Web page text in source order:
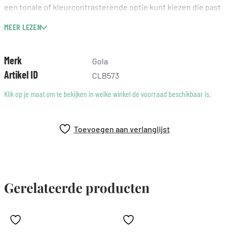
een tonale of kleurcontrasterende optie kunt kiezen die past
gebroken wit en gum.
Jaren 80 sneakers
Dames sneakers
Klassieke court-stijl
MEER LEZEN
Merk Gola
Artikel ID
CLB573
Klik op je maat om te bekijken in welke winkel de voorraad beschikbaar is.
Toevoegen aan verlanglijst
Gerelateerde producten